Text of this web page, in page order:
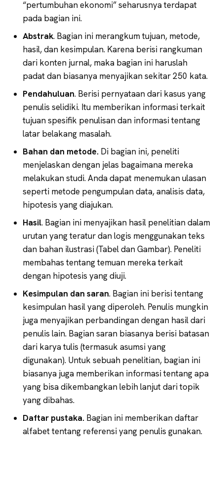
“pertumbuhan ekonomi” seharusnya terdapat
pada bagian ini.
Abstrak. Bagian ini merangkum tujuan, metode,
hasil, dan kesimpulan. Karena berisi rangkuman
dari konten jurnal, maka bagian ini haruslah
padat dan biasanya menyajikan sekitar 250 kata.
Pendahuluan. Berisi pernyataan dari kasus yang
penulis selidiki. Itu memberikan informasi terkait
tujuan spesifik penulisan dan informasi tentang
latar belakang masalah.
Bahan dan metode. Di bagian ini, peneliti
menjelaskan dengan jelas bagaimana mereka
melakukan studi. Anda dapat menemukan ulasan
seperti metode pengumpulan data, analisis data,
hipotesis yang diajukan.
Hasil. Bagian ini menyajikan hasil penelitian dalam
urutan yang teratur dan logis menggunakan teks
dan bahan ilustrasi (Tabel dan Gambar). Peneliti
membahas tentang temuan mereka terkait
dengan hipotesis yang diuji.
Kesimpulan dan saran. Bagian ini berisi tentang
kesimpulan hasil yang diperoleh. Penulis mungkin
juga menyajikan perbandingan dengan hasil dari
penulis lain. Bagian saran biasanya berisi batasan
dari karya tulis (termasuk asumsi yang
digunakan). Untuk sebuah penelitian, bagian ini
biasanya juga memberikan informasi tentang apa
yang bisa dikembangkan lebih lanjut dari topik
yang dibahas.
Daftar pustaka. Bagian ini memberikan daftar
alfabet tentang referensi yang penulis gunakan.